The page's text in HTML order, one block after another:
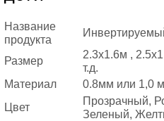
Название
продукта
Размер
2.3x1.6м ,
т.д.
Материал
0.8мм или 1,0
Цвет
Прозрачный,
Зеленый,